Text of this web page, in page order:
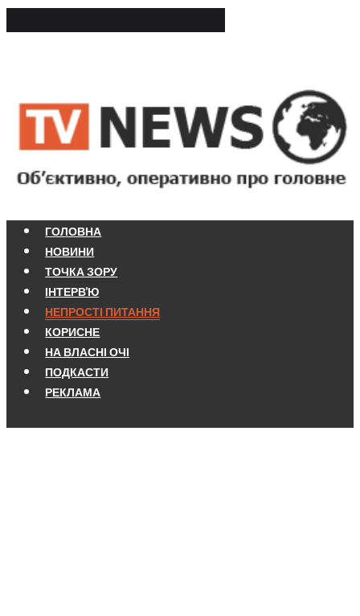
ГОЛОВНА
НОВИНИ
ТОЧКА ЗОРУ
ІНТЕРВ'Ю
НЕПРОСТІ ПИТАННЯ
КОРИСНЕ
НА ВЛАСНІ ОЧІ
ПОДКАСТИ
РЕКЛАМА